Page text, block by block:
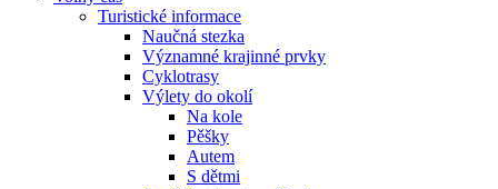
Turistické informace
Naučná stezka
Významné krajinné prvky
Cyklotrasy
Výlety do okolí
Na kole
Pěšky
Autem
S dětmi